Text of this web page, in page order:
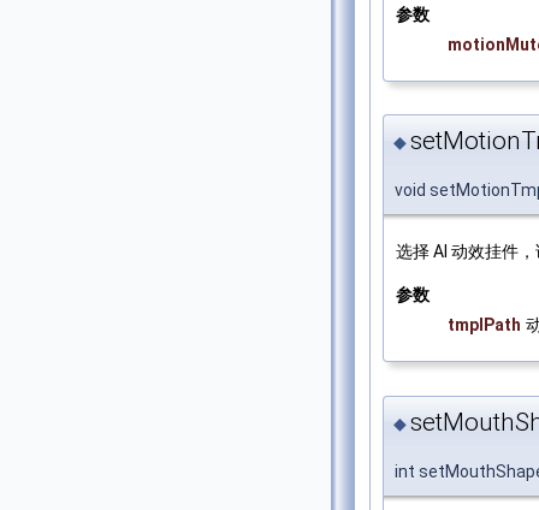
参数
◆
void
选择 AI 动效挂件
参数
tmplPath
◆
int